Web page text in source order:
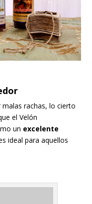
rachas, lo cierto
elVelón
un excelente
ideal para aquellos